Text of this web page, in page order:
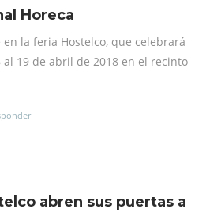
Horeca
la feria Hostelco, que celebrará
19 de abril de 2018 en el recinto
abren sus puertas a